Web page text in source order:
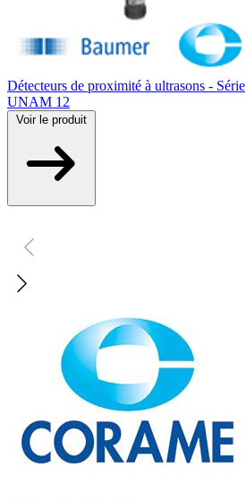
Détecteurs de proximité à ultrasons - Série
UNAM 12
Voir le produit